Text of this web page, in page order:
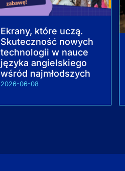
Ekrany, które uczą.
Skuteczność nowych
technologii w nauce
języka angielskiego
wśród najmłodszych
2026-06-08